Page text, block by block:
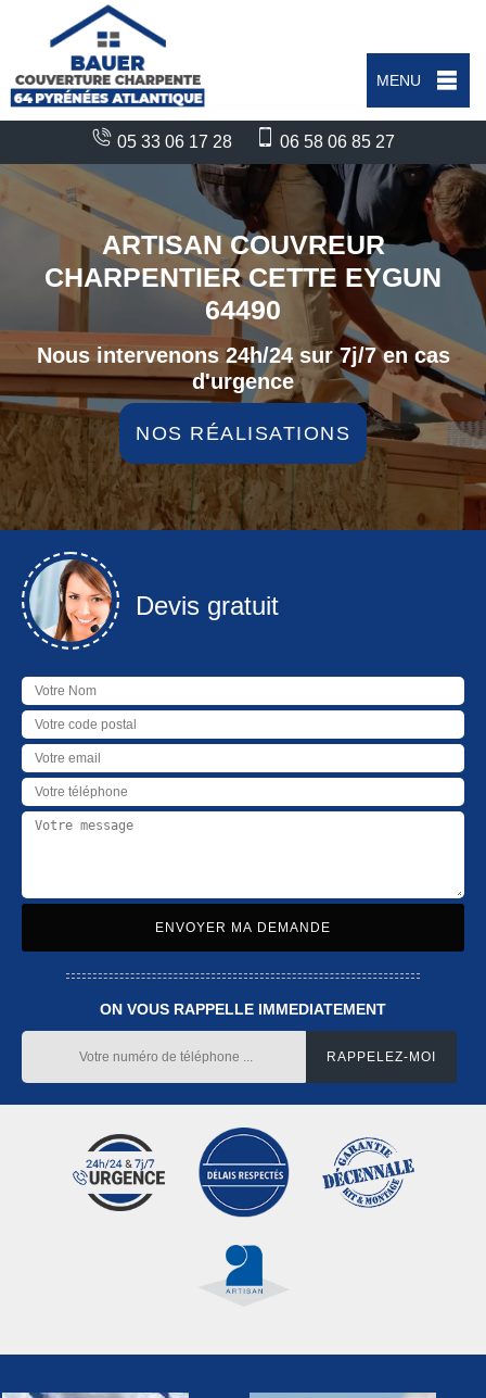
MENU
05 33 06 17 28 06 58 06 85 27
ARTISAN COUVREUR
CHARPENTIER CETTE EYGUN
64490
Nous intervenons 24h/24 sur 7j/7 en cas
d'urgence
NOS RÉALISATIONS
Devis gratuit
ON VOUS RAPPELLE IMMEDIATEMENT